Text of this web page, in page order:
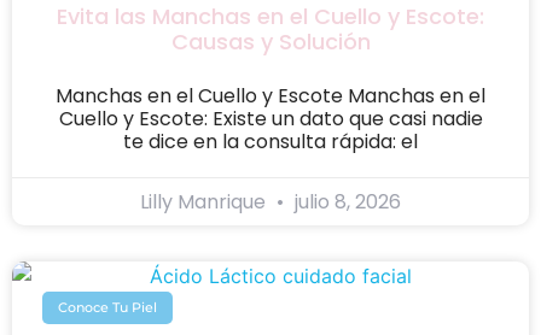
Evita las Manchas en el Cuello y Escote:
Causas y Solución
Manchas en el Cuello y Escote Manchas en el
Cuello y Escote: Existe un dato que casi nadie
te dice en la consulta rápida: el
Lilly Manrique julio 8, 2026
Conoce Tu Piel